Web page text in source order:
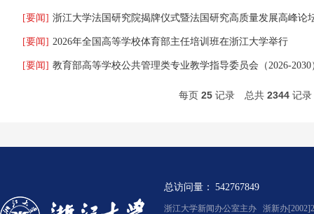
[要闻] 浙江大学法国研究院揭牌仪式暨法国研究高质量发展高峰论
[要闻] 2026年全国高等学校体育部主任培训班在浙江大学举行
[要闻] 教育部高等学校公共管理类专业教学指导委员会（2026-
每页 25 记录 总共 2344 记录
总访问量： 542767849
浙江大学新闻办公室主办 浙新办